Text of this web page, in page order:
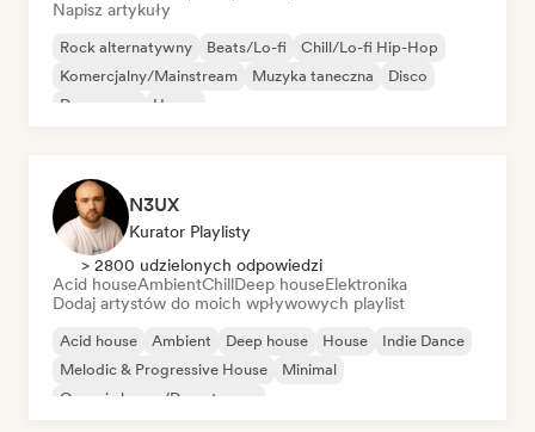
Napisz artykuły
Rock alternatywny Beats/Lo-fi
Chill/Lo-fi Hip-Hop
Komercjalny/Mainstream
Muzyka taneczna
Disco
Dream pop
House
N3UX
Kurator Playlisty
> 2800 udzielonych odpowiedzi
Acid houseAmbientChillDeep houseElektronika
Dodaj artystów do moich wpływowych playlist
Acid house Ambient Deep house House
Indie Dance
Melodic & Progressive House
Minimal
Organic house/Downtempo